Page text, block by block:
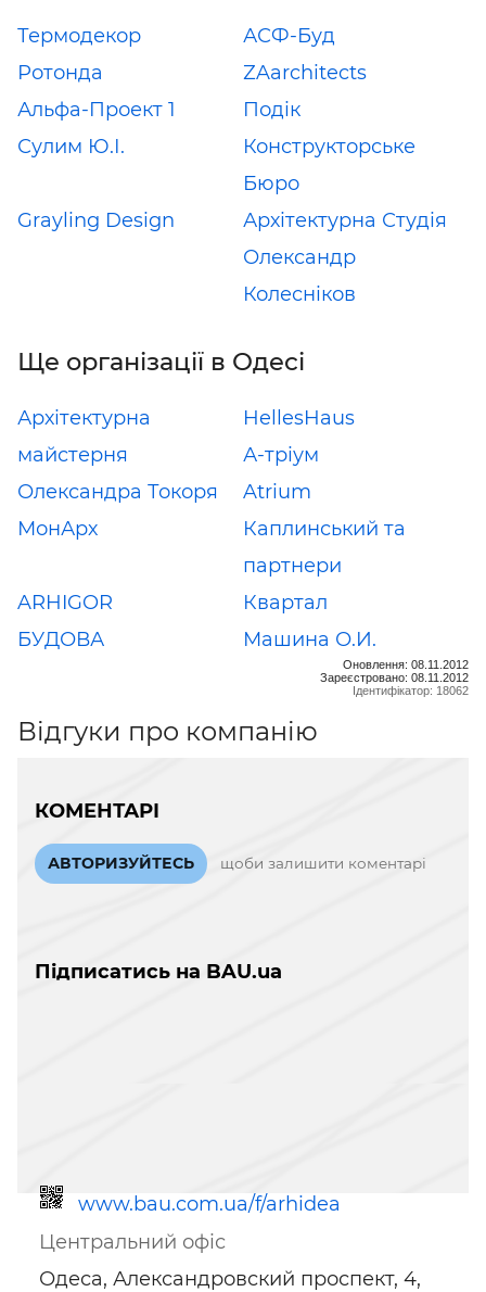
Термодекор
АСФ-Буд
Ротонда
ZAarchitects
Альфа-Проект 1
Подік
Сулим Ю.І.
Конструкторське
Бюро
Grayling Design
Архітектурна Студія
Олександр
Колесніков
Ще організації в Одесі
Архітектурна
майстерня
Олександра Токоря
HellesHaus
А-тріум
Atrium
МонАрх
Каплинський та
партнери
ARHIGOR
Квартал
БУДОВА
Машина О.И.
Оновлення: 08.11.2012
Зареєстровано: 08.11.2012
Ідентифікатор: 18062
Відгуки про компанію
КОМЕНТАРІ
АВТОРИЗУЙТЕСЬ щоби залишити коментарі
Підписатись на BAU.ua
www.bau.com.ua/f/arhidea
Центральний офіс
Одеса, Александровский проспект, 4,